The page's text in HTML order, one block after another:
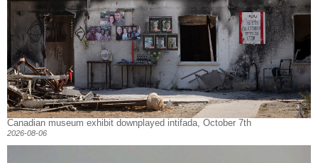
Canadian museum exhibit downplayed intifada, October 7th
2026-08-06